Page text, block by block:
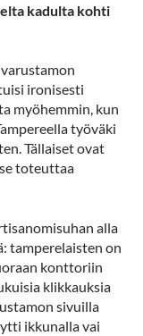
kadulta kohti
ironisesti
myöhemmin, kun
työväki
Tällaiset ovat
toteuttaa
alla
tamperelaisten on
konttoriin
klikkauksia
sivuilla
ikkunalla vai